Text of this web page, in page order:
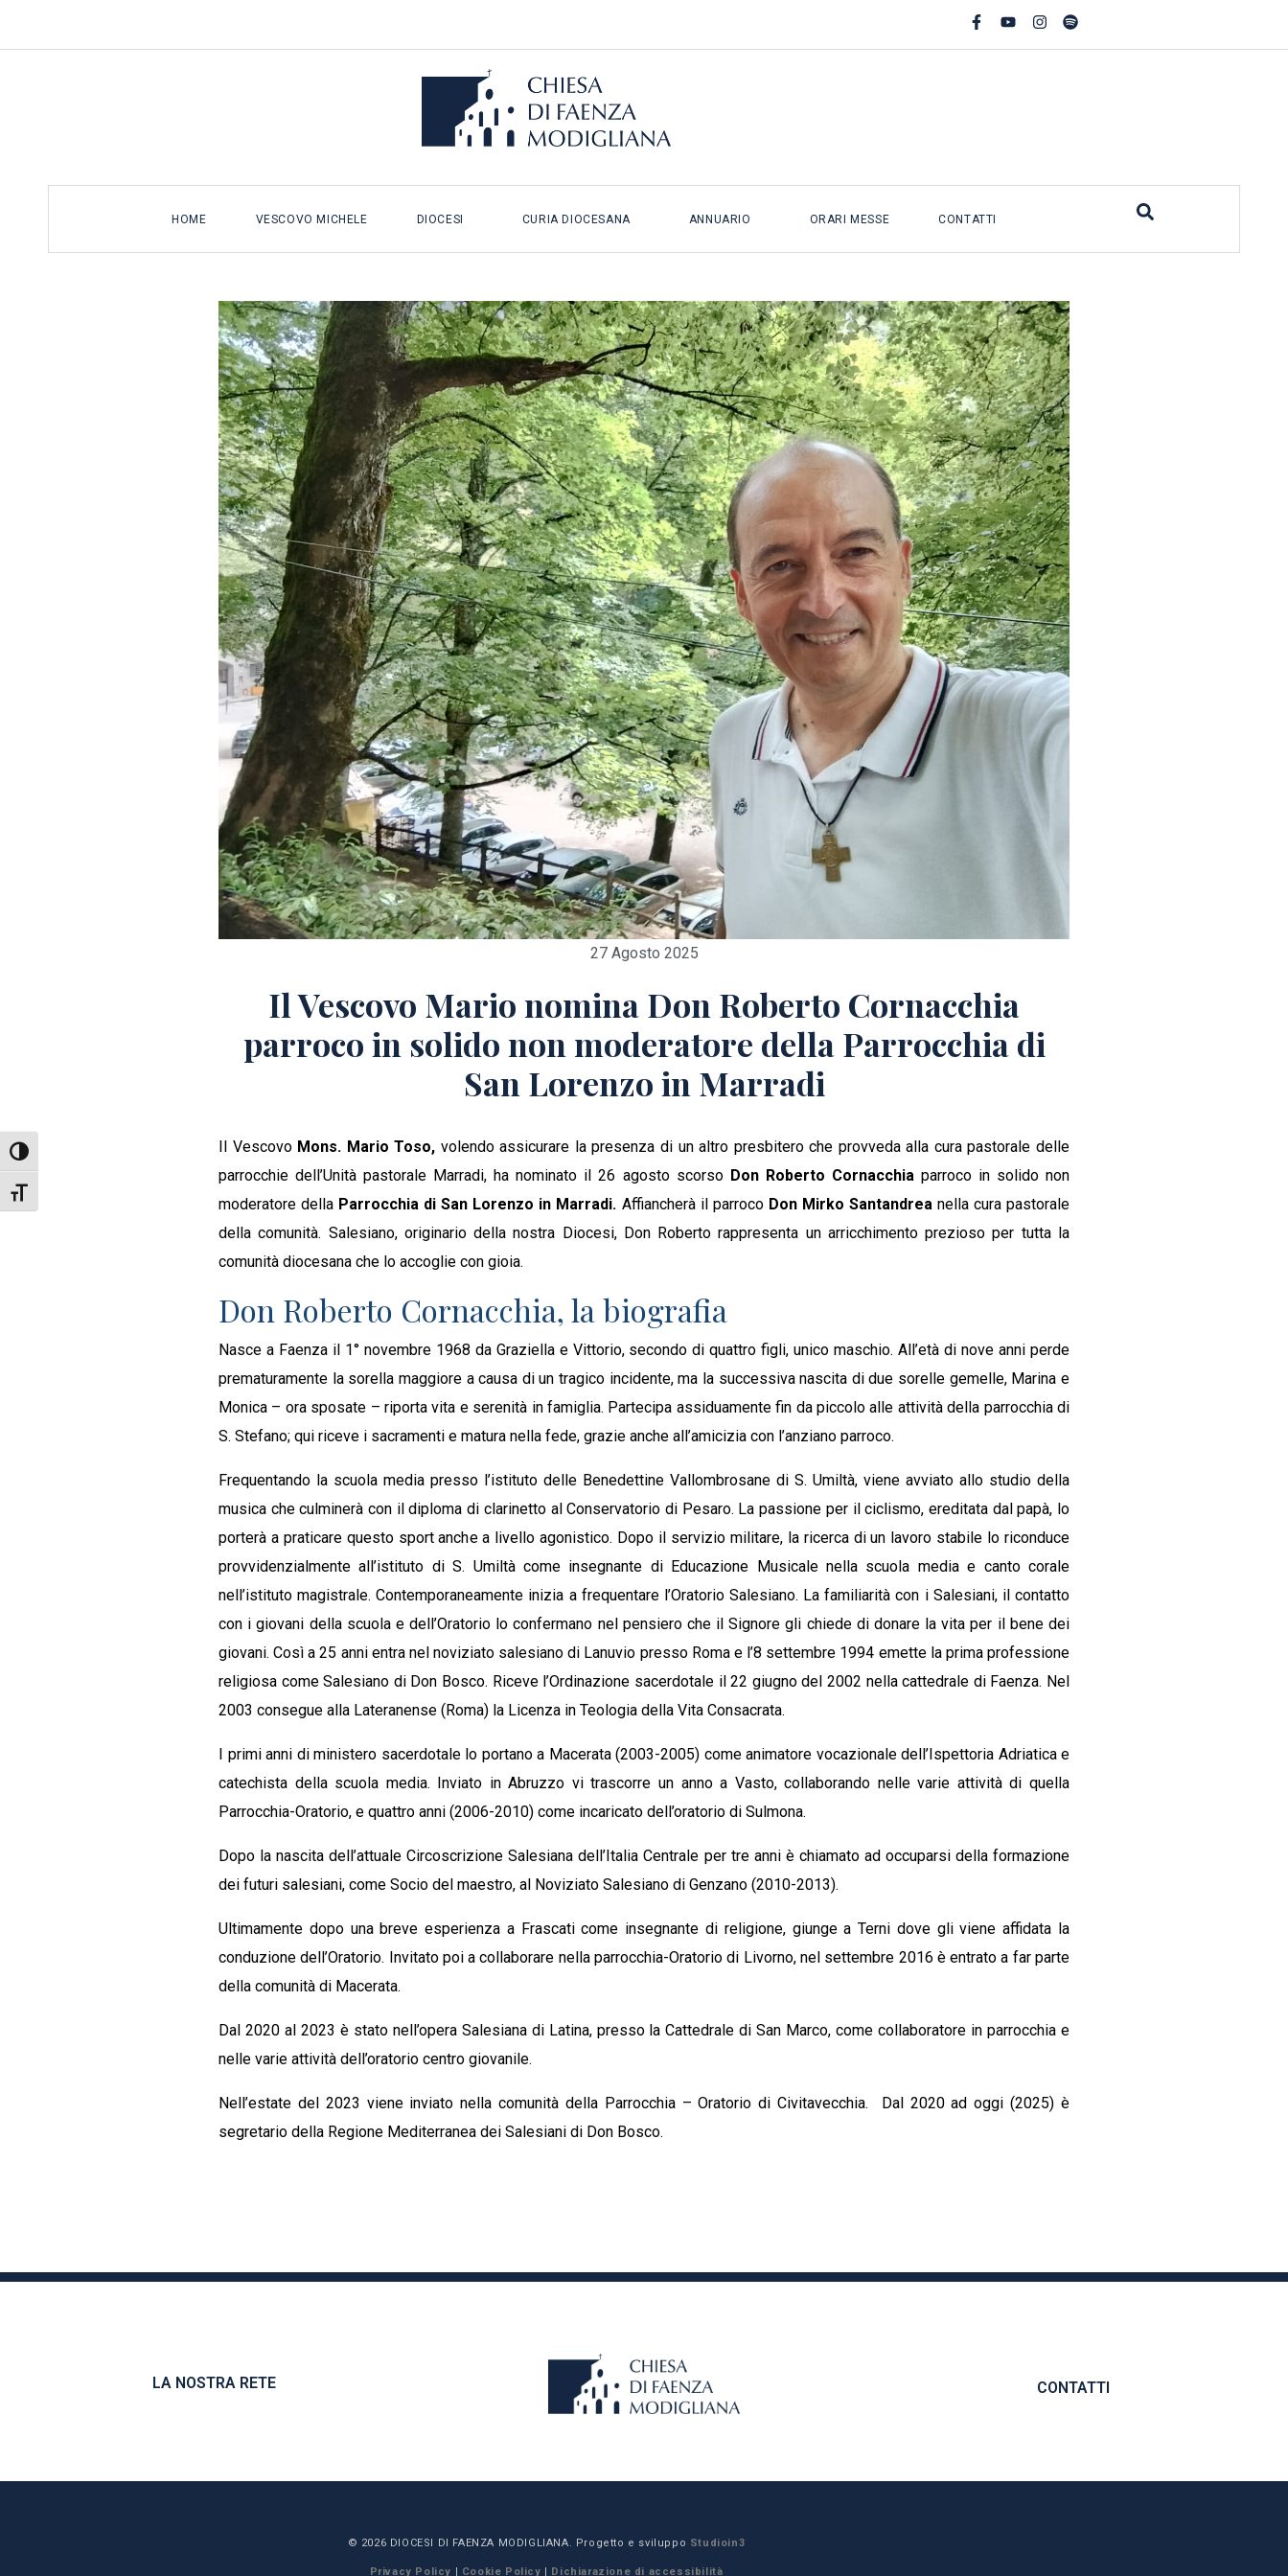
Attiva/disattiva alto contrasto
Attiva/disattiva dimensione testo
HOME VESCOVO MICHELE DIOCESI CURIA DIOCESANA ANNUARIO ORARI MESSE CONTATTI
27 Agosto 2025
Il Vescovo Mario nomina Don Roberto Cornacchia
parroco in solido non moderatore della Parrocchia di
San Lorenzo in Marradi
Il Vescovo Mons. Mario Toso, volendo assicurare la presenza di un altro presbitero che provveda alla cura pastorale delle
parrocchie dell’Unità pastorale Marradi, ha nominato il 26 agosto scorso Don Roberto Cornacchiaparroco in solido non
moderatore della Parrocchia di San Lorenzo in Marradi. Affiancherà il parrocoDon Mirko Santandreanella cura pastorale
della comunità. Salesiano, originario della nostra Diocesi, Don Roberto rappresenta un arricchimento prezioso per tutta la
comunità diocesana che lo accoglie con gioia.
Don Roberto Cornacchia, la biografia
Nasce a Faenza il 1° novembre 1968 da Graziella e Vittorio, secondo di quattro figli, unico maschio. All’età di nove anni perde
prematuramente la sorella maggiore a causa di un tragico incidente, ma la successiva nascita di due sorelle gemelle, Marina e
Monica – ora sposate – riporta vita e serenità in famiglia. Partecipa assiduamente fin da piccolo alle attività della parrocchia di
S. Stefano; qui riceve i sacramenti e matura nella fede, grazie anche all’amicizia con l’anziano parroco.
Frequentando la scuola media presso l’istituto delle Benedettine Vallombrosane di S. Umiltà, viene avviato allo studio della
musica che culminerà con il diploma di clarinetto al Conservatorio di Pesaro. La passione per il ciclismo, ereditata dal papà, lo
porterà a praticare questo sport anche a livello agonistico. Dopo il servizio militare, la ricerca di un lavoro stabile lo riconduce
provvidenzialmente all’istituto di S. Umiltà come insegnante di Educazione Musicale nella scuola media e canto corale
nell’istituto magistrale. Contemporaneamente inizia a frequentare l’Oratorio Salesiano. La familiarità con i Salesiani, il contatto
con i giovani della scuola e dell’Oratorio lo confermano nel pensiero che il Signore gli chiede di donare la vita per il bene dei
giovani. Così a 25 anni entra nel noviziato salesiano di Lanuvio presso Roma e l’8 settembre 1994 emette la prima professione
religiosa come Salesiano di Don Bosco. Riceve l’Ordinazione sacerdotale il 22 giugno del 2002 nella cattedrale di Faenza. Nel
2003 consegue alla Lateranense (Roma) la Licenza in Teologia della Vita Consacrata.
I primi anni di ministero sacerdotale lo portano a Macerata (2003-2005) come animatore vocazionale dell’Ispettoria Adriatica e
catechista della scuola media. Inviato in Abruzzo vi trascorre un anno a Vasto, collaborando nelle varie attività di quella
Parrocchia-Oratorio, e quattro anni (2006-2010) come incaricato dell’oratorio di Sulmona.
Dopo la nascita dell’attuale Circoscrizione Salesiana dell’Italia Centrale per tre anni è chiamato ad occuparsi della formazione
dei futuri salesiani, come Socio del maestro, al Noviziato Salesiano di Genzano (2010-2013).
Ultimamente dopo una breve esperienza a Frascati come insegnante di religione, giunge a Terni dove gli viene affidata la
conduzione dell’Oratorio. Invitato poi a collaborare nella parrocchia-Oratorio di Livorno, nel settembre 2016 è entrato a far parte
della comunità di Macerata.
Dal 2020 al 2023 è stato nell’opera Salesiana di Latina, presso la Cattedrale di San Marco, come collaboratore in parrocchia e
nelle varie attività dell’oratorio centro giovanile.
Nell’estate del 2023 viene inviato nella comunità della Parrocchia – Oratorio di Civitavecchia. Dal 2020 ad oggi (2025) è
segretario della Regione Mediterranea dei Salesiani di Don Bosco.
LA NOSTRA RETE CONTATTI
© 2026 DIOCESI DI FAENZA MODIGLIANA. Progetto e sviluppo Studioin3
Privacy Policy | Cookie Policy | Dichiarazione di accessibilità